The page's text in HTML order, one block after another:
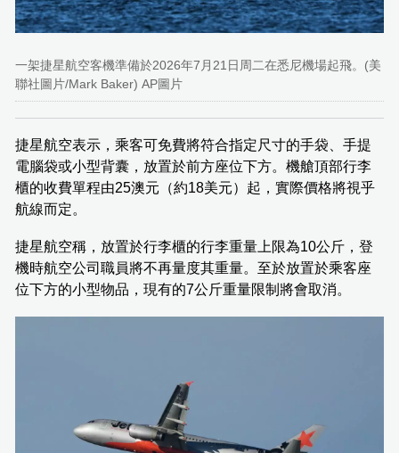
一架捷星航空客機準備於2026年7月21日周二在悉尼機場起飛。(美
聯社圖片/Mark Baker) AP圖片
捷星航空表示，乘客可免費將符合指定尺寸的手袋、手提
電腦袋或小型背囊，放置於前方座位下方。機艙頂部行李
櫃的收費單程由25澳元（約18美元）起，實際價格將視乎
航線而定。
捷星航空稱，放置於行李櫃的行李重量上限為10公斤，登
機時航空公司職員將不再量度其重量。至於放置於乘客座
位下方的小型物品，現有的7公斤重量限制將會取消。